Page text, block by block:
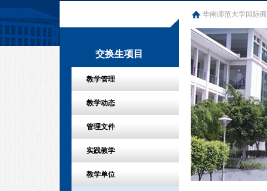
交换生项目
教学管理
教学动态
管理文件
实践教学
教学单位
华南师范大学国际